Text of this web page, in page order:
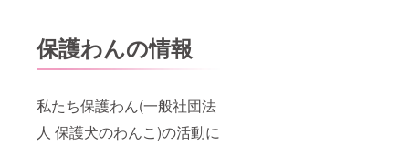
保護わんの情報
私たち保護わん(一般社団法
人 保護犬のわんこ)の活動に